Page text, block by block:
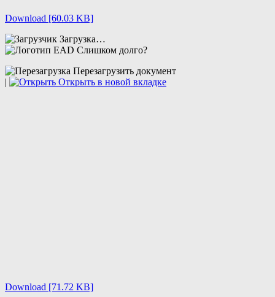
Download [60.03 KB]
Загрузка…
Слишком долго?
Перезагрузить документ
|
Открыть в новой вкладке
Download [71.72 KB]